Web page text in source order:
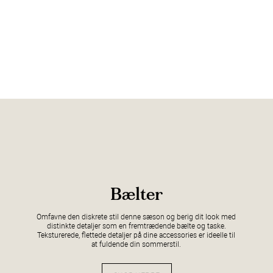
Bælter
Omfavne den diskrete stil denne sæson og berig dit look med
distinkte detaljer som en fremtrædende bælte og taske.
Teksturerede, flettede detaljer på dine accessories er ideelle til
at fuldende din sommerstil.